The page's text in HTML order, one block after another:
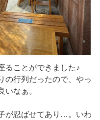
ることができました♪
の行列だったので、やっ
いなぁ。
が忍ばせてあり…。いわ